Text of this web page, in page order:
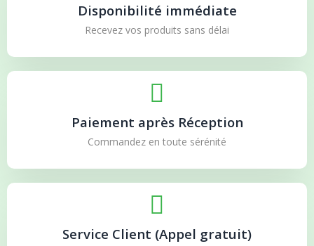
Disponibilité immédiate
Recevez vos produits sans délai
Paiement après Réception
Commandez en toute sérénité
Service Client (Appel gratuit)